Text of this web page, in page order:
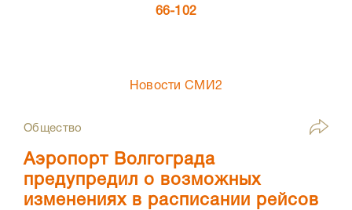
66-102
Новости СМИ2
Общество
Аэропорт Волгограда
предупредил о возможных
изменениях в расписании рейсов